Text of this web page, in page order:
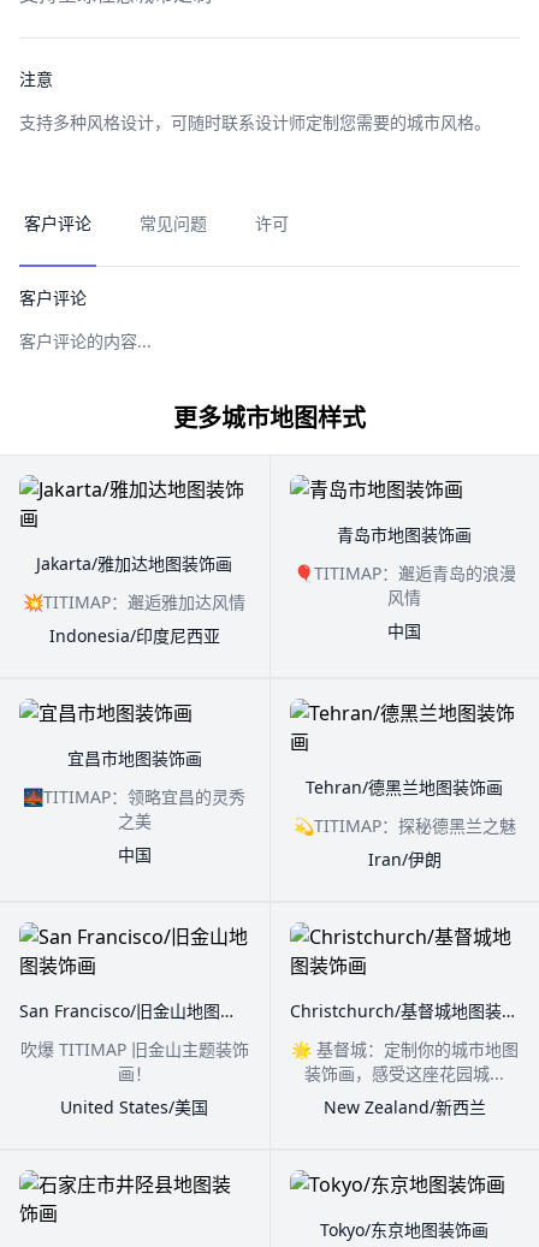
注意
支持多种风格设计，可随时联系设计师定制您需要的城市风格。
客户评论 常见问题 许可
客户评论
客户评论的内容...
更多城市地图样式
Jakarta/雅加达地图装饰画
💥TITIMAP：邂逅雅加达风情
Indonesia/印度尼西亚
青岛市地图装饰画
🎈TITIMAP：邂逅青岛的浪漫
风情
中国
宜昌市地图装饰画
🌉TITIMAP：领略宜昌的灵秀
之美
中国
Tehran/德黑兰地图装饰画
💫TITIMAP：探秘德黑兰之魅
Iran/伊朗
San Francisco/旧金山地图装饰画
吹爆 TITIMAP 旧金山主题装饰
画！
United States/美国
Christchurch/基督城地图装饰画
🌟 基督城：定制你的城市地图
装饰画，感受这座花园城...
New Zealand/新西兰
Tokyo/东京地图装饰画